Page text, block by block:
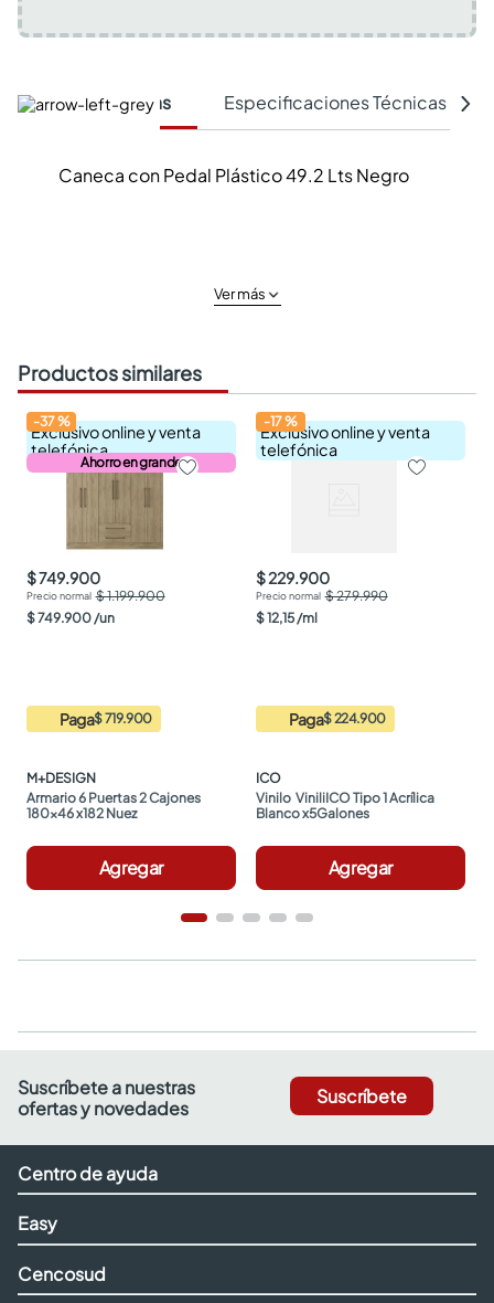
Características Especificaciones Técnicas
Caneca con Pedal Plástico 49.2 Lts Negro
Ver más
Productos similares
Exclusivo online y venta
telefónica
Ahorro en grande
-37%
$ 749.900
$ 1.199.900
$749.900 /un
Paga$ 719.900
M+DESIGN
Armario 6 Puertas 2 Cajones
180x46 x182 Nuez
Agregar
Exclusivo online y venta
telefónica
-17%
$ 229.900
$ 279.990
$12,15 /ml
Paga$ 224.900
ICO
Vinilo  ViniliICO Tipo 1 Acrílica
Blanco x5Galones
Agregar
Suscríbete a nuestras
ofertas y novedades
Suscríbete
Centro de ayuda
Easy
Cencosud